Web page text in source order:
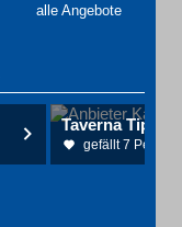
alle Angebote
gefällt 7